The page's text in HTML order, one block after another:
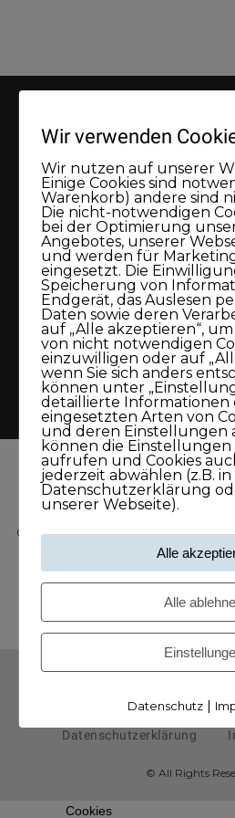
Meine
CONTENTS
Datenschutzerklärung
© All Rights
Cookies
Wir verwenden
Wir nutzen auf unserer
Einige Cookies sind
Warenkorb) andere sind
Die nicht-notwendigen
bei der Optimierung
Angebotes, unserer
und werden für
eingesetzt. Die
Speicherung von
Endgerät, das Auslesen
Daten sowie deren
auf „Alle akzeptieren“,
von nicht notwendigen
einzuwilligen oder auf
wenn Sie sich anders
können unter
detaillierte Informationen
eingesetzten Arten von
und deren Einstellungen
können die
aufrufen und Cookies
jederzeit abwählen (z.B.
Datenschutzerklärung
unserer Webseite).
Alle
Alle
Datenschutz|